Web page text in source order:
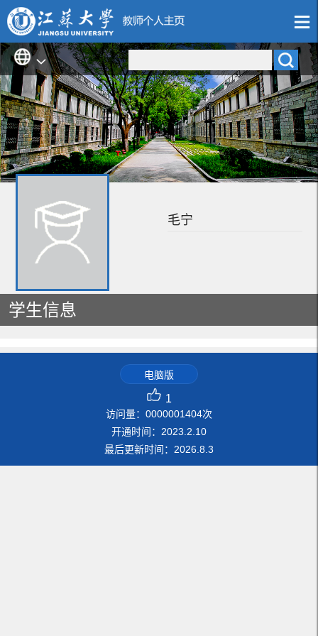
毛宁
学生信息
电脑版
1
访问量： 0000001404次
开通时间： 2023 2 10
最后更新时间： 2026 8 3